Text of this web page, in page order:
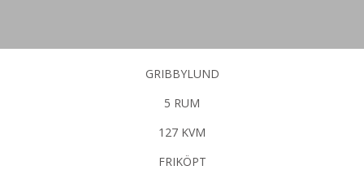
GRIBBYLUND
5 RUM
127 KVM
FRIKÖPT